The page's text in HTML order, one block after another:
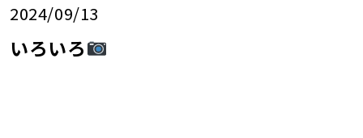
2024/09/13
いろいろ